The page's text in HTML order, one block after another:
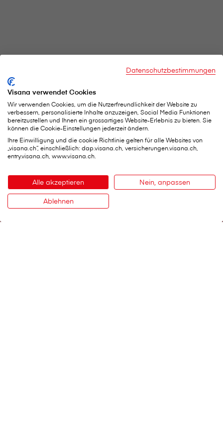
Weltpoststrasse 19
3000 Bern 16
Telefon:0848 848 899
Kontaktformular
Wichtige Services
Schaden melden
Belege einreichen
Persönliche Daten ändern
Datenschutzbestimmungen
Visana verwendet Cookies
Wir verwenden Cookies, um die Nutzerfreundlichkeit der Website zu
verbessern, personalisierte Inhalte anzuzeigen, Social Media Funktionen
bereitzustellen und Ihnen ein grossartiges Website-Erlebnis zu bieten. Sie
können die Cookie-Einstellungen jederzeit ändern.
Ihre Einwilligung und die cookie Richtlinie gelten für alle Websites von
„visana.ch“, einschließlich: dap.visana.ch, versicherungen.visana.ch,
entry.visana.ch, www.visana.ch.
Alle akzeptieren
Nein, anpassen
Ablehnen